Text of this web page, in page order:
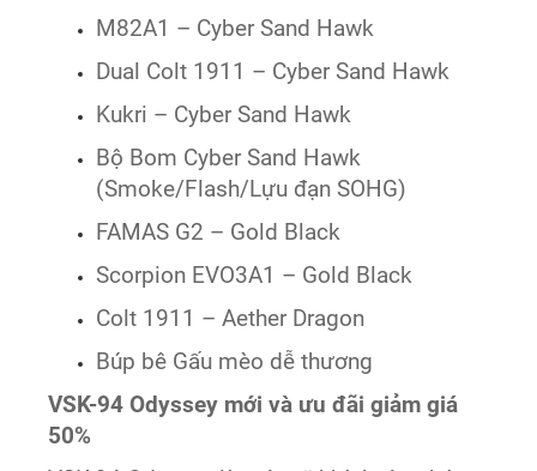
M82A1 – Cyber Sand Hawk
Dual Colt 1911 – Cyber Sand Hawk
Kukri – Cyber Sand Hawk
Bộ Bom Cyber Sand Hawk
(Smoke/Flash/Lựu đạn SOHG)
FAMAS G2 – Gold Black
Scorpion EVO3A1 – Gold Black
Colt 1911 – Aether Dragon
Búp bê Gấu mèo dễ thương
VSK-94 Odyssey mới và ưu đãi giảm giá
50%